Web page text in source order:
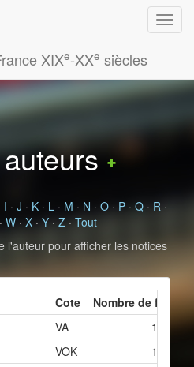
XIXe-XXe siècles
I · J · K · L · M · N · O · P · Q · R ·
W· X· Y· Z· Tout
l'auteur pour afficher les notices
Cote
Nombre de fiches
VA
1
VOK
1